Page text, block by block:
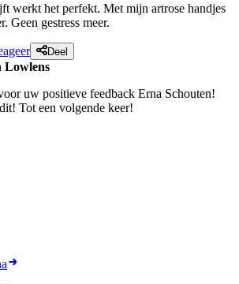
werkt het perfekt. Met mijn artrose handjes
Geen gestress meer.
Deel
Lowlens
uw positieve feedback Erna Schouten!
Tot een volgende keer!